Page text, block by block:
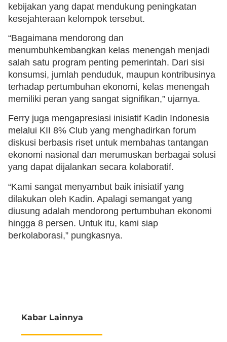
kebijakan yang dapat mendukung peningkatan
kesejahteraan kelompok tersebut.
“Bagaimana mendorong dan
menumbuhkembangkan kelas menengah menjadi
salah satu program penting pemerintah. Dari sisi
konsumsi, jumlah penduduk, maupun kontribusinya
terhadap pertumbuhan ekonomi, kelas menengah
memiliki peran yang sangat signifikan,” ujarnya.
Ferry juga mengapresiasi inisiatif Kadin Indonesia
melalui KII 8% Club yang menghadirkan forum
diskusi berbasis riset untuk membahas tantangan
ekonomi nasional dan merumuskan berbagai solusi
yang dapat dijalankan secara kolaboratif.
“Kami sangat menyambut baik inisiatif yang
dilakukan oleh Kadin. Apalagi semangat yang
diusung adalah mendorong pertumbuhan ekonomi
hingga 8 persen. Untuk itu, kami siap
berkolaborasi,” pungkasnya.
Kabar Lainnya